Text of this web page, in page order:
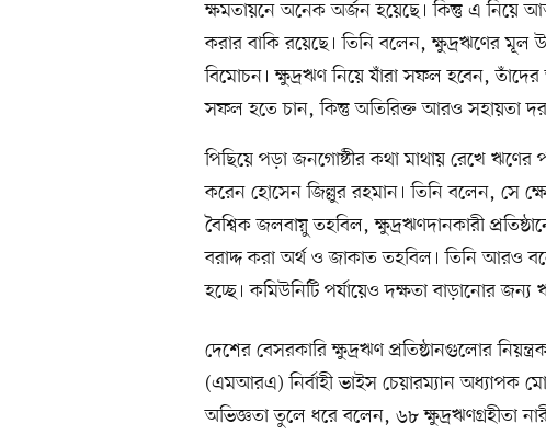
ক্ষমতায়নে অনেক অর্জন হয়েছে। কিন্তু এ নিয়ে
করার বাকি রয়েছে। তিনি বলেন, ক্ষুদ্রঋণের মূল
বিমোচন। ক্ষুদ্রঋণ নিয়ে যাঁরা সফল হবেন,
সফল হতে চান, কিন্তু অতিরিক্ত আরও সহায়তা
পিছিয়ে পড়া জনগোষ্ঠীর কথা মাথায় রেখে ঋণের
করেন হোসেন জিল্লুর রহমান। তিনি বলেন, সে
বৈশ্বিক জলবায়ু তহবিল, ক্ষুদ্রঋণদানকারী
বরাদ্দ করা অর্থ ও জাকাত তহবিল। তিনি
হচ্ছে। কমিউনিটি পর্যায়েও দক্ষতা বাড়ানোর
দেশের বেসরকারি ক্ষুদ্রঋণ প্রতিষ্ঠানগুলোর
(এমআরএ) নির্বাহী ভাইস চেয়ারম্যান অধ্যাপক
অভিজ্ঞতা তুলে ধরে বলেন, ৬৮ ক্ষুদ্রঋণগ্রহীতা